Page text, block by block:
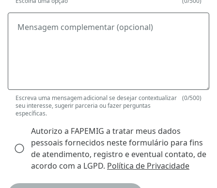
Mensagem complementar (opcional)
Escreva uma mensagem adicional se desejar contextualizar
seu interesse, sugerir parceria ou fazer perguntas
específicas.
(0/500)
Autorizo a FAPEMIG a tratar meus dados
pessoais fornecidos neste formulário para fins
de atendimento, registro e eventual contato, de
acordo com a LGPD. Política de Privacidade